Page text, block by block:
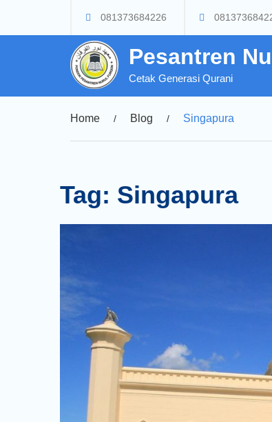
content
081373684226
Pesantren
Cetak Generasi Qurani
Home Blog Singapura
Tag: Singapura